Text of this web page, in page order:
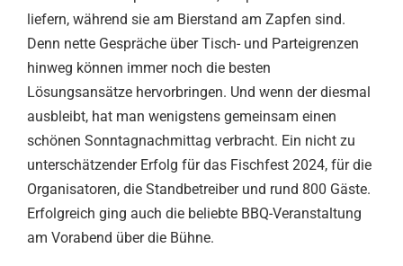
liefern, während sie am Bierstand am Zapfen sind.
Denn nette Gespräche über Tisch- und Parteigrenzen
hinweg können immer noch die besten
Lösungsansätze hervorbringen. Und wenn der diesmal
ausbleibt, hat man wenigstens gemeinsam einen
schönen Sonntagnachmittag verbracht. Ein nicht zu
unterschätzender Erfolg für das Fischfest 2024, für die
Organisatoren, die Standbetreiber und rund 800 Gäste.
Erfolgreich ging auch die beliebte BBQ-Veranstaltung
am Vorabend über die Bühne.